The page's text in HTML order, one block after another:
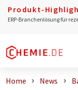
Produkt-
ERP-Branchenlösung für
Home News